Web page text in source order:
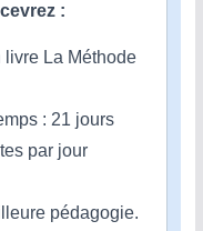
:
livre La Méthode
: 21 jours
par jour
pédagogie.